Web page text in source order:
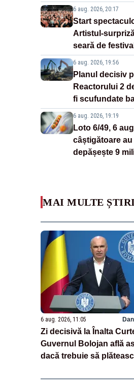
6 aug. 2026, 20:17
Start
Artistul-
seară de festival
6 aug. 2026, 19:56
Planul decisiv
Reactorului 2
fi scufundate
6 aug. 2026, 19:19
Loto 6/49, 6
câștigătoare
depășește 9
MAI MULTE
6 aug. 2026, 11:05
Zi decisivă la Înalta
Guvernul Bolojan află
dacă trebuie să
grefierilor